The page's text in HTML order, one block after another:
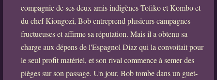
compagnie de ses deux amis indigènes Tofiko et Kombo et
du chef Kiongozi, Bob entreprend plusieurs campagnes
fructueuses et affirme sa réputation. Mais il a obtenu sa
charge aux dépens de l'Espagnol Diaz qui la convoitait pour
le seul profit matériel, et son rival commence à semer des
pièges sur son passage. Un jour, Bob tombe dans un guet-